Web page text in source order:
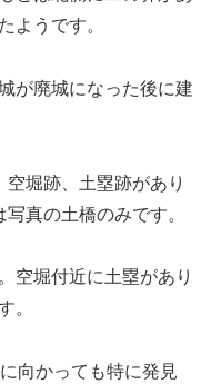
ようです。
が廃城になった後に建
堀跡、土塁跡があり
真の土橋のみです。
空堀付近に土塁があり
。
向かっても特に発見